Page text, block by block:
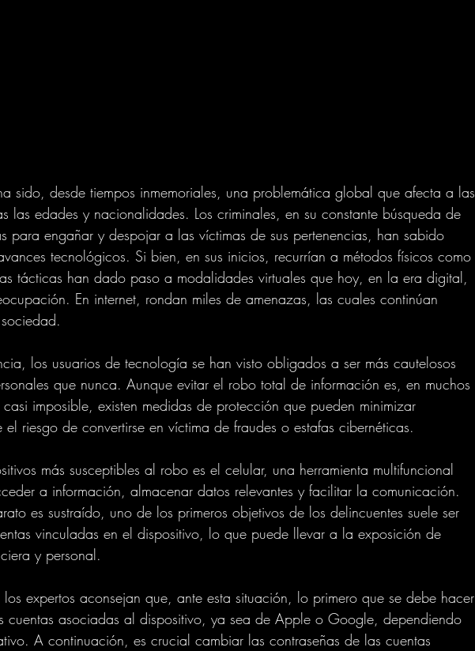
sido, desde tiempos inmemoriales, una problemática global que afecta a las
las edades y nacionalidades. Los criminales, en su constante búsqueda de
para engañar y despojar a las víctimas de sus pertenencias, han sabido
tecnológicos. Si bien, en sus inicios, recurrían a métodos físicos como
tácticas han dado paso a modalidades virtuales que hoy, en la era digital,
En internet, rondan miles de amenazas, las cuales continúan
los usuarios de tecnología se han visto obligados a ser más cautelosos
que nunca. Aunque evitar el robo total de información es, en muchos
imposible, existen medidas de protección que pueden minimizar
el riesgo de convertirse en víctima de fraudes o estafas cibernéticas.
más susceptibles al robo es el celular, una herramienta multifuncional
a información, almacenar datos relevantes y facilitar la comunicación.
es sustraído, uno de los primeros objetivos de los delincuentes suele ser
vinculadas en el dispositivo, lo que puede llevar a la exposición de
y personal.
los expertos aconsejan que, ante esta situación, lo primero que se debe hacer
cuentas asociadas al dispositivo, ya sea de Apple o Google, dependiendo
A continuación, es crucial cambiar las contraseñas de las cuentas